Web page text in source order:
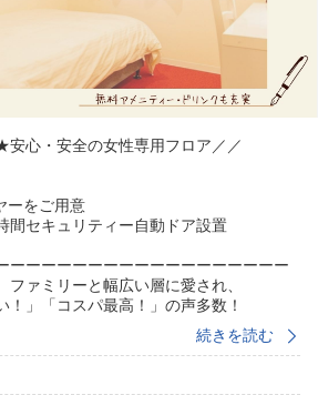
心・安全の女性専用フロア／／
ーをご用意
間セキュリティー自動ドア設置
ーーーーーーーーーーーーーーーーーー
ファミリーと幅広い層に愛され、
！」「コスパ最高！」の声多数！
１１時、館内無料コーヒーに、ソフトド
お部屋に、部屋ごとで温度調節可能な個
続きを読む